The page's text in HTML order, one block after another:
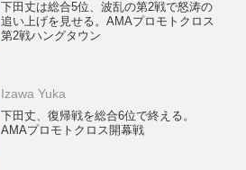
下田丈は総合5位、波乱の第2戦で怒涛の
追い上げを見せる。AMAプロモトクロス
第2戦ハングタウン
Izawa Yuka
下田丈、復帰戦を総合6位で終える。
AMAプロモトクロス開幕戦